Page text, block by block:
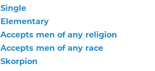
Single
Elementary
Accepts men of any religion
Accepts men of any race
Skorpion